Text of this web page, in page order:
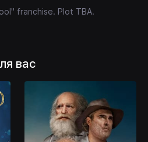
franchise. Plot TBA.
вас